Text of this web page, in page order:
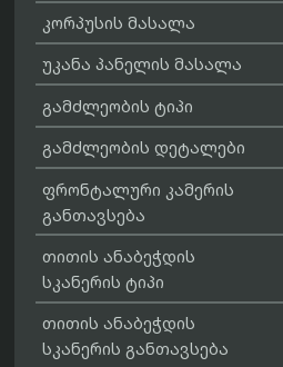
კორპუსის მასალა
უკანა პანელის მასალა
გამძლეობის ტიპი
გამძლეობის დეტალები
ფრონტალური კამერის
განთავსება
თითის ანაბეჭდის
სკანერის ტიპი
თითის ანაბეჭდის
სკანერის განთავსება